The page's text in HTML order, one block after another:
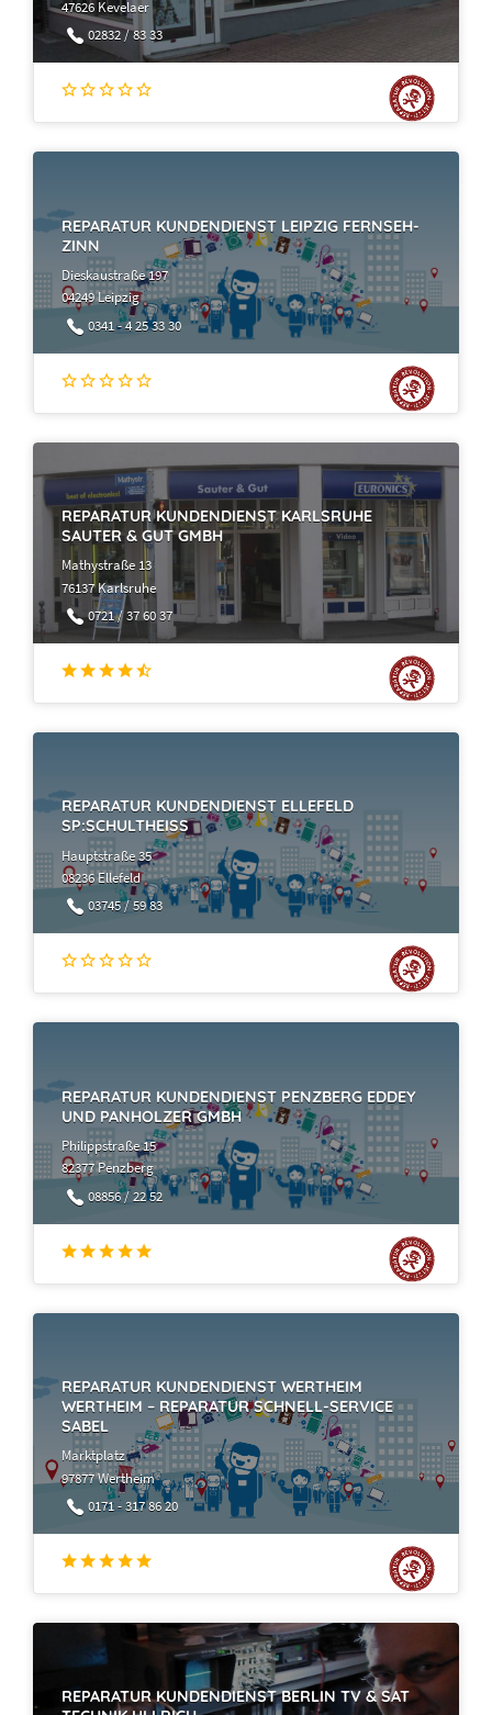
47626 Kevelaer
02832 / 83 33
REPARATUR KUNDENDIENST LEIPZIG FERNSEH-
ZINN
Dieskaustraße 197
04249 Leipzig
0341 - 4 25 33 30
REPARATUR KUNDENDIENST KARLSRUHE
SAUTER & GUT GMBH
Mathystraße 13
76137 Karlsruhe
0721 / 37 60 37
REPARATUR KUNDENDIENST ELLEFELD
SP:SCHULTHEISS
Hauptstraße 35
08236 Ellefeld
03745 / 59 83
REPARATUR KUNDENDIENST PENZBERG EDDEY
UND PANHOLZER GMBH
Philippstraße 15
82377 Penzberg
08856 / 22 52
REPARATUR KUNDENDIENST WERTHEIM
WERTHEIM – REPARATUR SCHNELL-SERVICE
SABEL
Marktplatz
97877 Wertheim
0171 - 317 86 20
REPARATUR KUNDENDIENST BERLIN TV & SAT